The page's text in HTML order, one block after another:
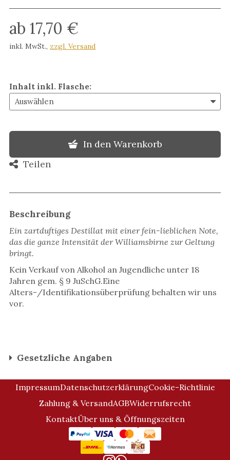
ab 17,70 €
inkl. MwSt., zzgl. Versand
Inhalt inkl. Flasche:
In den Warenkorb
Teilen
Beschreibung
Ein zartduftiges Destillat mit einer fein-lieblichen Note,
das die ganze Intensität der Williamsbirne zur Geltung
bringt.
Kein Verkauf von Alkohol an Jugendliche unter 18
Jahren gem. § 9 JuSchG.Eine
Alters-/Identifikationsüberprüfung behalten wir uns
vor.
Gesetzliche Angaben
ImpressumDatenschutzerklärungCookie-Richtlinie
Zahlung & VersandAGBWiderrufsrecht
KontaktÜber uns & Öffnungszeiten